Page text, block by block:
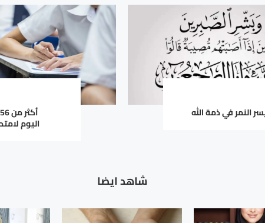
النمر في ذمة الله
اليوم
شاهد ايضا